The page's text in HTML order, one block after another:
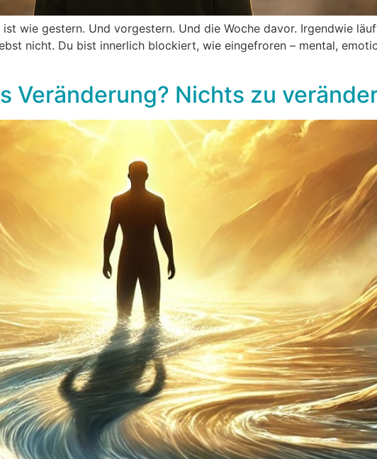
wie gestern. Und vorgestern. Und die Woche davor. Irgendwie
nicht. Du bist innerlich blockiert, wie eingefroren – mental,
Veränderung? Nichts zu